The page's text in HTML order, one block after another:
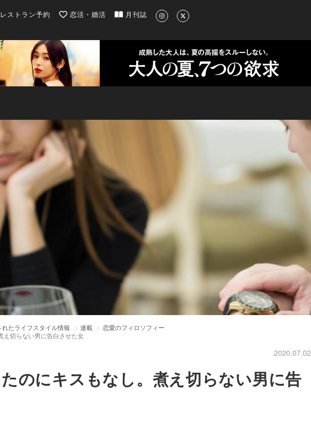
カレンダー | 最新のグルメ、洗練されたライフスタイル情報
レストラン予約 恋活・婚活 月刊誌
たライフスタイル情報 連載
恋愛のフィロソフィー
え切らない男に告白させた女
2020.07.02
のにキスもなし。煮え切らない男に告